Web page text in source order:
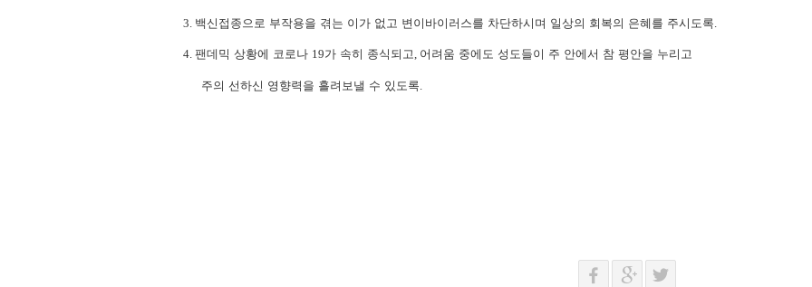
3. 백신접종으로 부작용을 겪는 이가 없고 변이바이러스를 차단하시며 일상의 회복의 은혜를 주시도록
4. 팬데믹 상황에 코로나 19가 속히 종식되고, 어려움 중에도 성도들이 주 안에서 참 평안을 누리고
주의 선하신 영향력을 흘려보낼 수 있도록